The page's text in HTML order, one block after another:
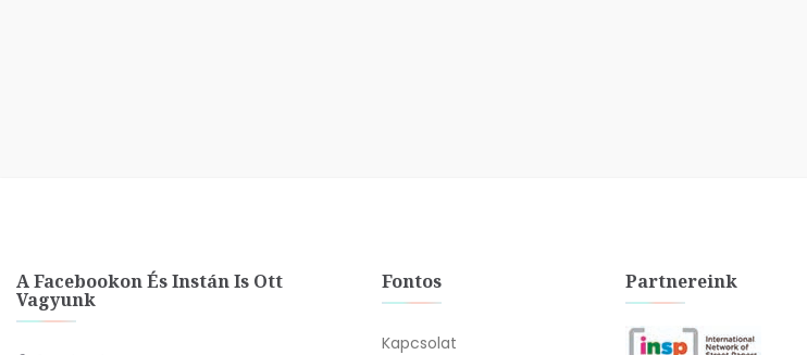
A Facebookon És Instán Is Ott
Vagyunk
Fontos
Kapcsolat
Partnereink